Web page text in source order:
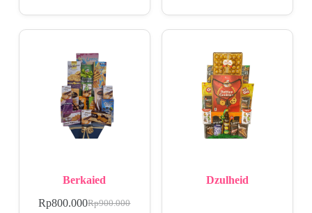
Berkaied
Rp900.000
Rp800.000
Dzulheid